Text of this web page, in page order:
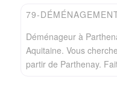
Déménageur à
Aquitaine. Vous
partir de Parthenay.